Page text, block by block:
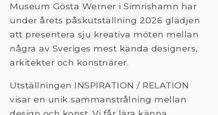
Museum Gösta Werner i Simrishamn har
under årets påskutställning 2026 glädjen
att presentera sju kreativa möten mellan
några av Sveriges mest kända designers,
arkitekter och konstnärer.
Utställningen INSPIRATION / RELATION
visar en unik sammanstrålning mellan